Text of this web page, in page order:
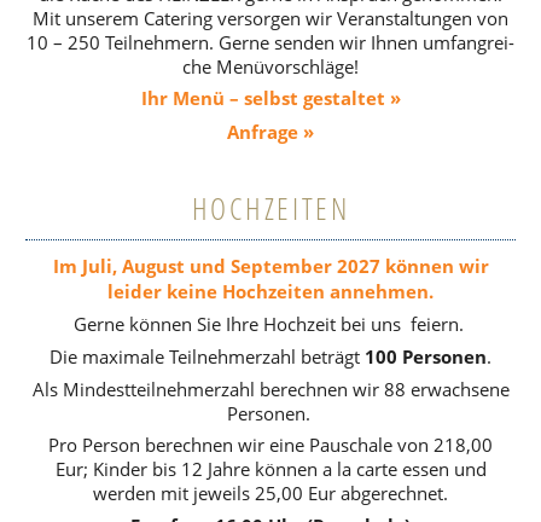
Mit unserem Cate­ring ver­sor­gen wir Ver­an­stal­tun­gen von
10 – 250 Teil­neh­mern. Gerne senden wir Ihnen umfang­rei­
che Menü­vor­schläge!
Ihr Menü – selbst gestal­tet »
Anfrage »
HOCHZEITEN
Im Juli, August und Sep­tem­ber 2027 können wir
leider keine Hoch­zei­ten anneh­men.
Gerne können Sie Ihre Hoch­zeit bei uns feiern.
Die maxi­male Teil­neh­mer­zahl beträgt 100 Per­so­nen.
Als Min­dest­teil­neh­mer­zahl berech­nen wir 88 erwach­sene
Per­so­nen.
Pro Person berech­nen wir eine Pau­schale von 218,00
Eur; Kinder bis 12 Jahre können a la carte essen und
werden mit jeweils 25,00 Eur abge­rech­net.